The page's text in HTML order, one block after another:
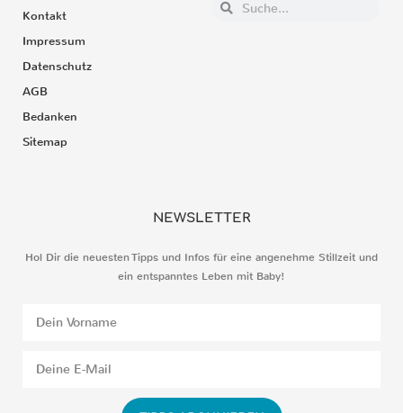
Kontakt
Impressum
Datenschutz
AGB
Bedanken
Sitemap
NEWSLETTER
Hol Dir die neuesten Tipps und Infos für eine angenehme Stillzeit und
ein entspanntes Leben mit Baby!